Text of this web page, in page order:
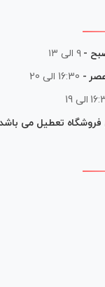
- ۹ الی ۱۳
- 16:30 الی 20
الی 19
تعطیل می باشد